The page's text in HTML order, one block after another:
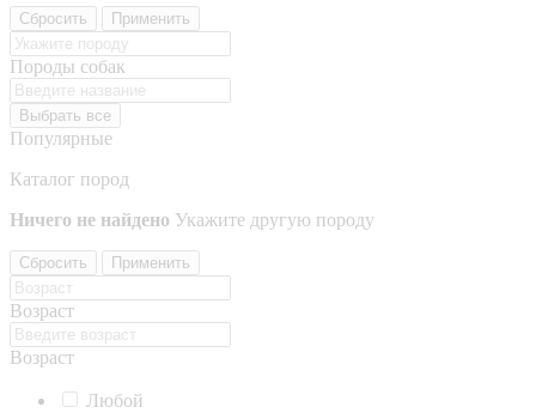
Сбросить Применить
Породы собак
Выбрать все
Популярные
Каталог пород
Ничего не найдено Укажите другую породу
Сбросить Применить
Возраст
Возраст
Любой